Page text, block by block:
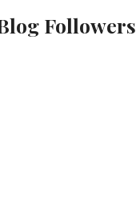
Followers